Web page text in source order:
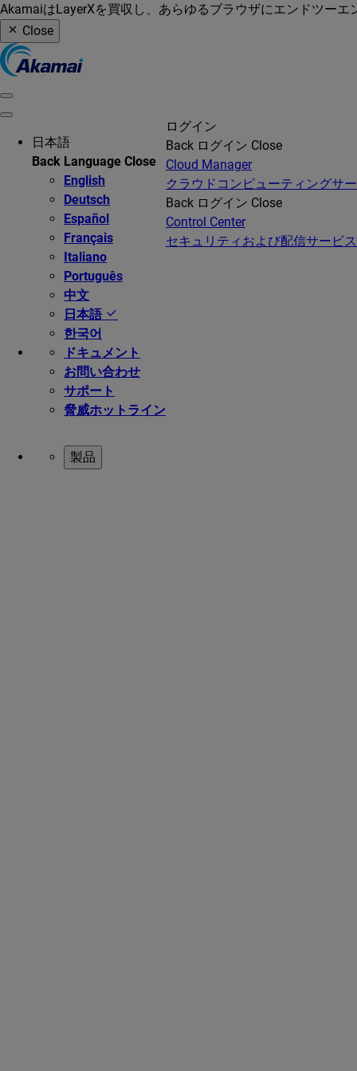
AkamaiはLayerXを買収し、あらゆるブラウザにエンドツー
Close
日本語
Back Language Close
English
Deutsch
Español
Français
Italiano
Português
中文
日本語
한국어
ドキュメント
お問い合わせ
サポート
脅威ホットライン
ログイン
Back ログイン Close
Cloud Manager
クラウドコンピューティングサ
Back ログイン Close
Control Center
セキュリティおよび配信サービ
製品